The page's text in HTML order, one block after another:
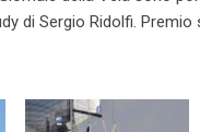
di Sergio Ridolfi.